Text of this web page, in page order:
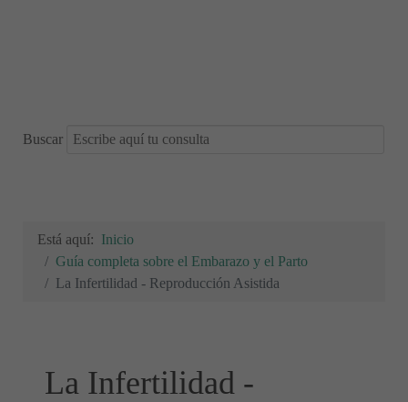
Buscar
Está aquí: Inicio
Guía completa sobre el Embarazo y el Parto
La Infertilidad - Reproducción Asistida
La Infertilidad -